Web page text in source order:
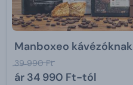
Manboxeo kávézóknak
39 990 Ft
ár 34 990 Ft-tól